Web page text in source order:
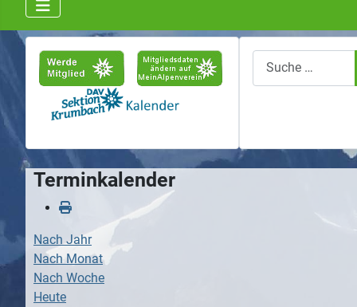
Terminkalender
Nach Jahr
Nach Monat
Nach Woche
Heute